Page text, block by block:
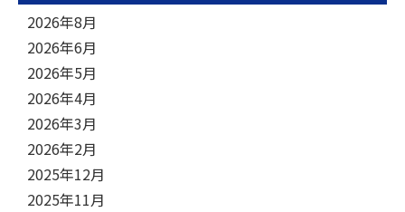
2026年8月
2026年6月
2026年5月
2026年4月
2026年3月
2026年2月
2025年12月
2025年11月